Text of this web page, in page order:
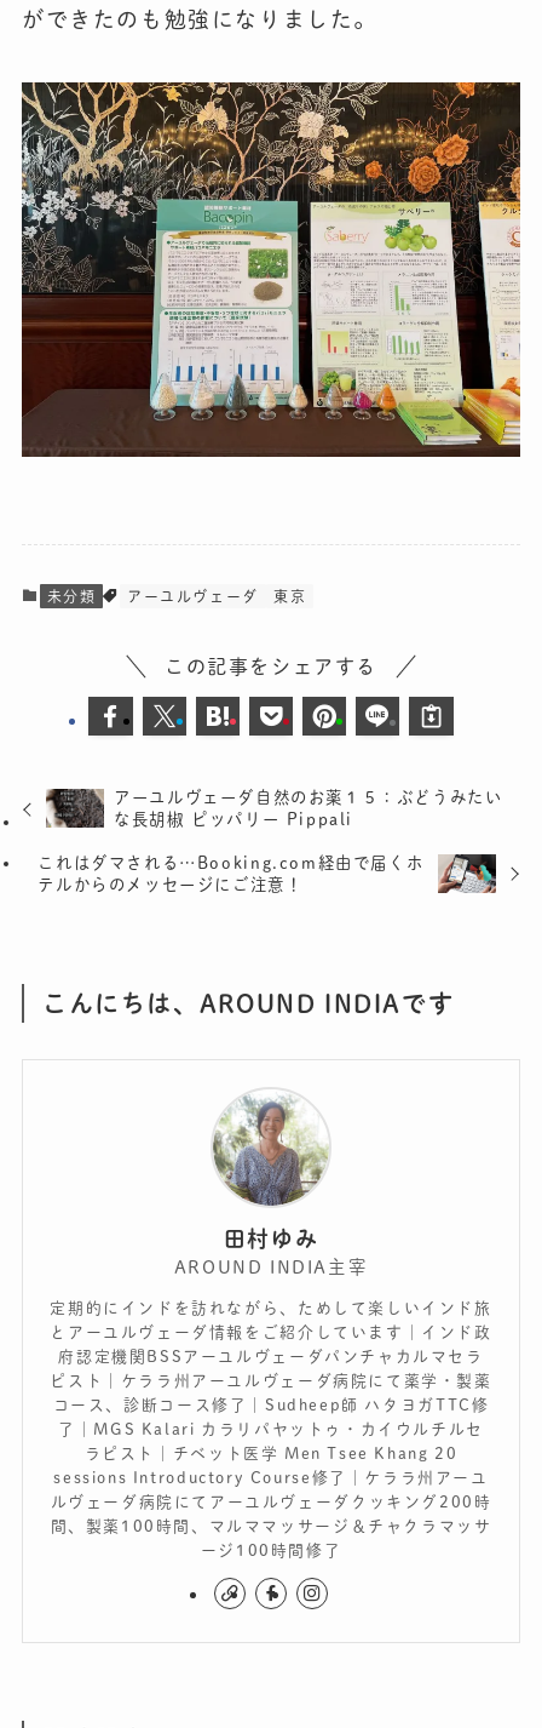
ができたのも勉強になりました。
未分類 アーユルヴェーダ 東京
この記事をシェアする
アーユルヴェーダ自然のお薬１５：ぶどうみたい
な長胡椒 ピッパリー Pippali
これはダマされる…Booking.com経由で届くホ
テルからのメッセージにご注意！
こんにちは、AROUND INDIAです
田村ゆみ
AROUND INDIA主宰
定期的にインドを訪れながら、ためして楽しいインド旅
とアーユルヴェーダ情報をご紹介しています｜インド政
府認定機関BSSアーユルヴェーダパンチャカルマセラ
ピスト｜ケララ州アーユルヴェーダ病院にて薬学・製薬
コース、診断コース修了｜Sudheep師 ハタヨガTTC修
了｜MGS Kalari カラリパヤットゥ・カイウルチルセ
ラピスト｜チベット医学 Men Tsee Khang 20
sessions Introductory Course修了｜ケララ州アーユ
ルヴェーダ病院にてアーユルヴェーダクッキング200時
間、製薬100時間、マルママッサージ＆チャクラマッサ
ージ100時間修了